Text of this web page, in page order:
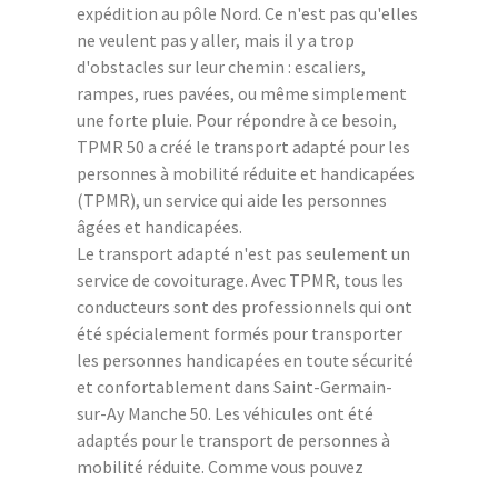
expédition au pôle Nord. Ce n'est pas qu'elles
ne veulent pas y aller, mais il y a trop
d'obstacles sur leur chemin : escaliers,
rampes, rues pavées, ou même simplement
une forte pluie. Pour répondre à ce besoin,
TPMR 50 a créé le transport adapté pour les
personnes à mobilité réduite et handicapées
(TPMR), un service qui aide les personnes
âgées et handicapées.
Le transport adapté n'est pas seulement un
service de covoiturage. Avec TPMR, tous les
conducteurs sont des professionnels qui ont
été spécialement formés pour transporter
les personnes handicapées en toute sécurité
et confortablement dans Saint-Germain-
sur-Ay Manche 50. Les véhicules ont été
adaptés pour le transport de personnes à
mobilité réduite. Comme vous pouvez